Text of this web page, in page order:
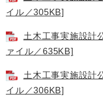
イル／305KB]
土木工事実施設計
ァイル／635KB]
土木工事実施設計
イル／306KB]